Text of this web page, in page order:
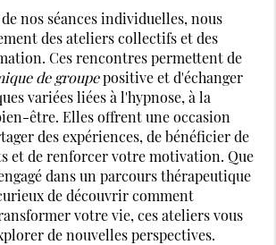
nos séances individuelles, nous
des ateliers collectifs et des
Ces rencontres permettent de
de groupepositive et d'échanger
variées liées à l'hypnose, à la
être. Elles offrent une occasion
des expériences, de bénéficier de
et de renforcer votre motivation. Que
dans un parcours thérapeutique
de découvrir comment
votre vie, ces ateliers vous
de nouvelles perspectives.